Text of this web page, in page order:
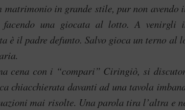
matrimonio in grande stile, pur non
una giocata al lotto. A venirgli
è il padre defunto. Salvo gioca un terno
cena con i “compari” Ciringiò, si
chiacchierata davanti ad una tavola
mai risolte. Una parola tira l’altra e